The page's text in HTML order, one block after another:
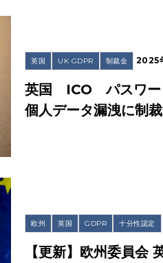
英国 UK GDPR 制裁金 2025
英国 ICO パスワー
個人データ漏洩に制
欧州 英国 GDPR 十分性認定
【更新】欧州委員会